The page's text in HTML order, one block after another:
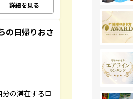
詳細を見る
の日帰りおさ
の滞在するロ